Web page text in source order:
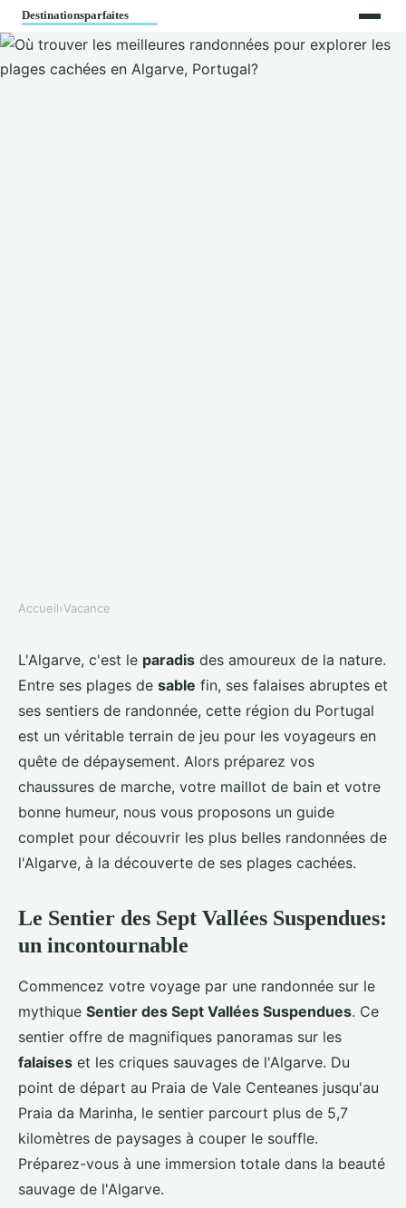
Où trouver les meilleures
randonnées pour explorer les
plages cachées en Algarve,
Portugal?
Lyna•27 juin 2024•5 min de lecture
Accueil›Vacance
L'Algarve, c'est le paradis des amoureux de la nature.
Entre ses plages de sable fin, ses falaises abruptes et
ses sentiers de randonnée, cette région du Portugal
est un véritable terrain de jeu pour les voyageurs en
quête de dépaysement. Alors préparez vos
chaussures de marche, votre maillot de bain et votre
bonne humeur, nous vous proposons un guide
complet pour découvrir les plus belles randonnées de
l'Algarve, à la découverte de ses plages cachées.
Le Sentier des Sept Vallées Suspendues:
un incontournable
Commencez votre voyage par une randonnée sur le
mythique Sentier des Sept Vallées Suspendues. Ce
sentier offre de magnifiques panoramas sur les
falaises et les criques sauvages de l'Algarve. Du
point de départ au Praia de Vale Centeanes jusqu'au
Praia da Marinha, le sentier parcourt plus de 5,7
kilomètres de paysages à couper le souffle.
Préparez-vous à une immersion totale dans la beauté
sauvage de l'Algarve.